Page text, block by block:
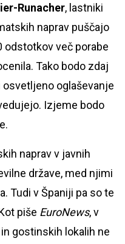
Runacher, lastniki
naprav puščajo
odstotkov več porabe
Tako bodo zdaj
oglaševanje
Izjeme bodo
naprav v javnih
države, med njimi
Tudi v Španiji pa so te
piše EuroNews, v
gostinskih lokalih ne